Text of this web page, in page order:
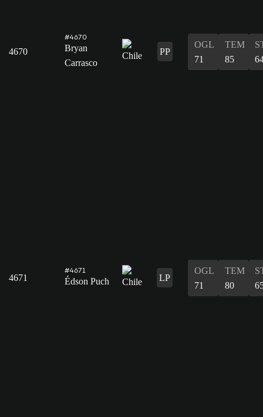
4670
#4670
Bryan
Carrasco
PP
OGL
71
TEM
85
4671
#4671
Édson Puch LP
OGL
71
TEM
80